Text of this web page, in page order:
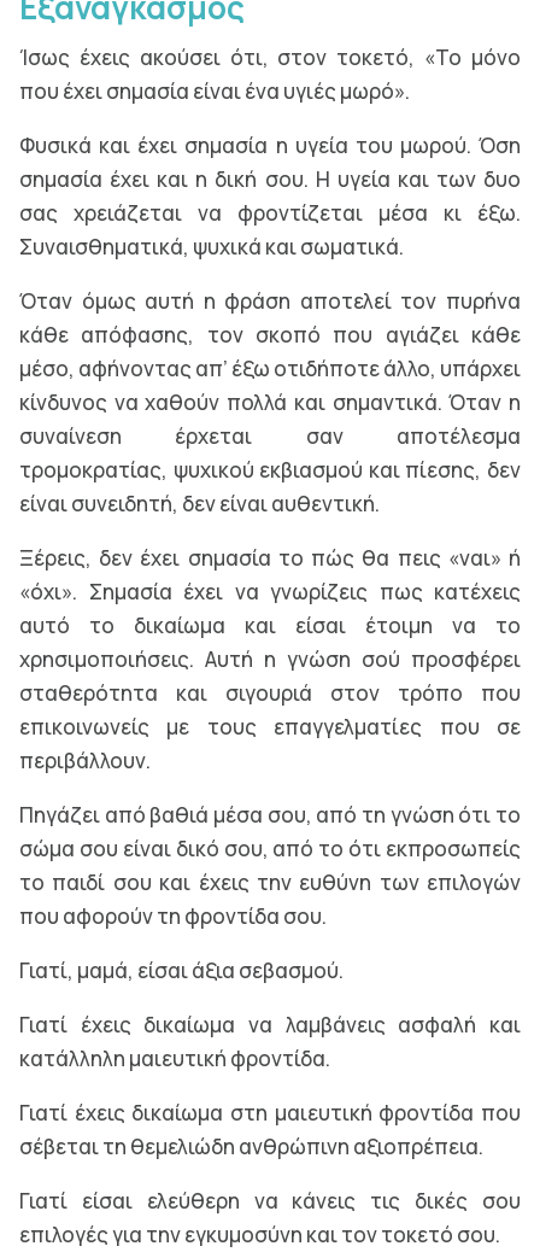
Ίσως έχεις ακούσει ότι, στον τοκετό, «Το μόνο
που έχει σημασία είναι ένα υγιές μωρό».
Φυσικά και έχει σημασία η υγεία του μωρού. Όση
σημασία έχει και η δική σου. Η υγεία και των δυο
σας χρειάζεται να φροντίζεται μέσα κι έξω.
Συναισθηματικά, ψυχικά και σωματικά.
Όταν όμως αυτή η φράση αποτελεί τον πυρήνα
κάθε απόφασης, τον σκοπό που αγιάζει κάθε
μέσο, αφήνοντας απ’ έξω οτιδήποτε άλλο, υπάρχει
κίνδυνος να χαθούν πολλά και σημαντικά. Όταν η
συναίνεση έρχεται σαν αποτέλεσμα
τρομοκρατίας, ψυχικού εκβιασμού και πίεσης, δεν
είναι συνειδητή, δεν είναι αυθεντική.
Ξέρεις, δεν έχει σημασία το πώς θα πεις «ναι» ή
«όχι». Σημασία έχει να γνωρίζεις πως κατέχεις
αυτό το δικαίωμα και είσαι έτοιμη να το
χρησιμοποιήσεις. Αυτή η γνώση σού προσφέρει
σταθερότητα και σιγουριά στον τρόπο που
επικοινωνείς με τους επαγγελματίες που σε
περιβάλλουν.
Πηγάζει από βαθιά μέσα σου, από τη γνώση ότι το
σώμα σου είναι δικό σου, από το ότι εκπροσωπείς
το παιδί σου και έχεις την ευθύνη των επιλογών
που αφορούν τη φροντίδα σου.
Γιατί, μαμά, είσαι άξια σεβασμού.
Γιατί έχεις δικαίωμα να λαμβάνεις ασφαλή και
κατάλληλη μαιευτική φροντίδα.
Γιατί έχεις δικαίωμα στη μαιευτική φροντίδα που
σέβεται τη θεμελιώδη ανθρώπινη αξιοπρέπεια.
Γιατί είσαι ελεύθερη να κάνεις τις δικές σου
επιλογές για την εγκυμοσύνη και τον τοκετό σου.